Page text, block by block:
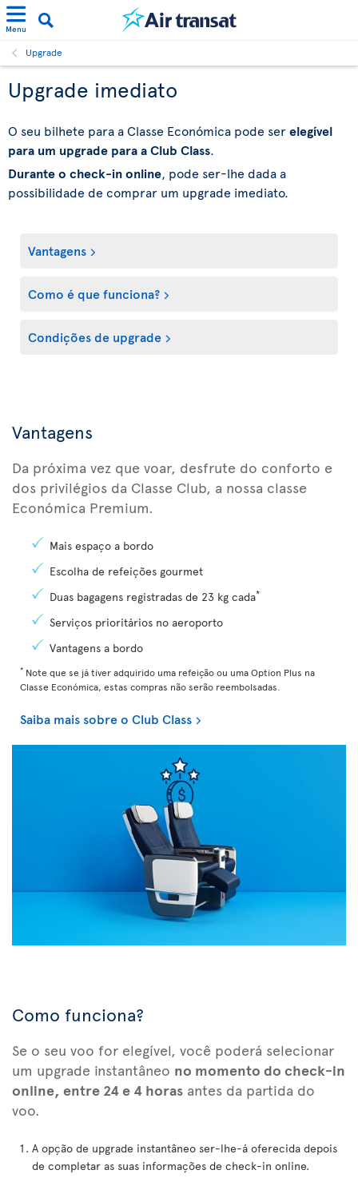
Menu
Upgrade
Upgrade imediato
O seu bilhete para a Classe Económica pode serelegível
para um upgrade para a Club Class.
Durante o check-in online, pode ser-lhe dada a
possibilidade de comprar um upgrade imediato.
Vantagens
Como é que funciona?
Condições de upgrade
Vantagens
Da próxima vez que voar, desfrute do conforto e
dos privilégios da Classe Club, a nossa classe
Económica Premium.
Mais espaço a bordo
Escolha de refeições gourmet
Duas bagagens registradas de 23 kg cada*
Serviços prioritários no aeroporto
Vantagens a bordo
* Note que se já tiver adquirido uma refeição ou uma Option Plus na
Classe Económica, estas compras não serão reembolsadas.
Saiba mais sobre o Club Class
Como funciona?
Se o seu voo for elegível, você poderá selecionar
um upgrade instantâneo no momento do check-in
online, entre 24 e 4 horas antes da partida do
voo.
A opção de upgrade instantâneo ser-lhe-á oferecida depois
de completar as suas informações de check-in online.